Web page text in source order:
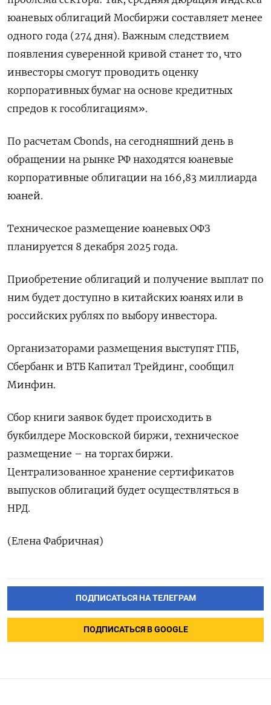
юаневых облигаций Мосбиржи составляет менее
одного года (274 дня). Важным следствием
появления суверенной кривой станет то, что
инвесторы смогут проводить оценку
корпоративных бумаг на основе кредитных
спредов к гособлигациям».
По расчетам Cbonds, на сегодняшний день в
обращении на рынке РФ находятся юаневые
корпоративные облигации на 166,83 миллиарда
юаней.
Техническое размещение юаневых ОФЗ
планируется 8 декабря 2025 года.
Приобретение облигаций и получение выплат по
ним будет доступно в китайских юанях или в
российских рублях по выбору инвестора.
Организаторами размещения выступят ГПБ,
Сбербанк и ВТБ Капитал Трейдинг, сообщил
Минфин.
Сбор книги заявок будет происходить в
букбилдере Московской биржи, техническое
размещение – на торгах биржи.
Централизованное хранение сертификатов
выпусков облигаций будет осуществляться в
НРД.
(Елена Фабричная)
ПОДПИСАТЬСЯ НА ТЕЛЕГРАМ
ПОДПИСАТЬСЯ В GOOGLE